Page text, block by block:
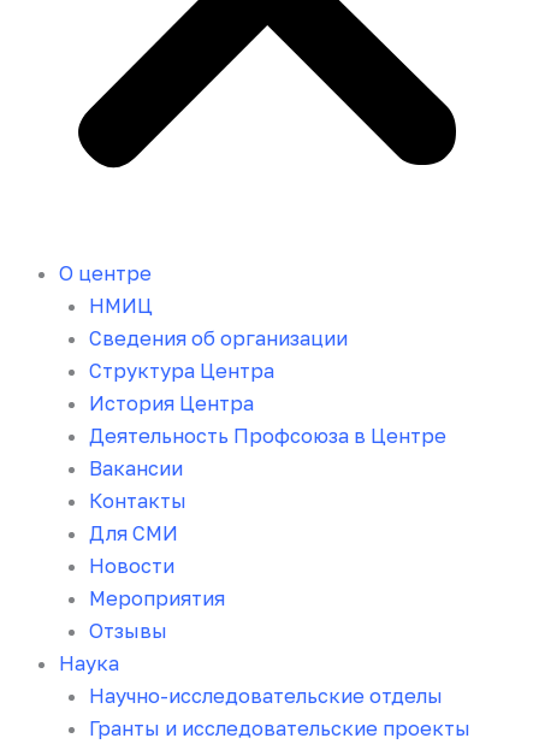
О центре
НМИЦ
Сведения об организации
Структура Центра
История Центра
Деятельность Профсоюза в Центре
Вакансии
Контакты
Для СМИ
Новости
Мероприятия
Отзывы
Наука
Научно-исследовательские отделы
Гранты и исследовательские проекты